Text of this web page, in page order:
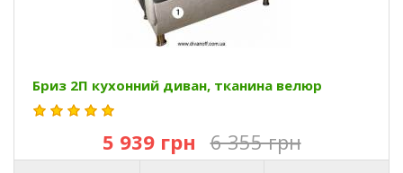
Бриз 2П кухонний диван, тканина велюр
5 939 грн 6 355 грн